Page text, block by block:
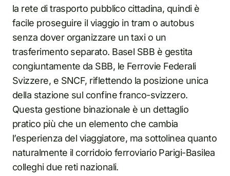
la rete di trasporto pubblico cittadina, quindi è
facile proseguire il viaggio in tram o autobus
senza dover organizzare un taxi o un
trasferimento separato. Basel SBB è gestita
congiuntamente da SBB, le Ferrovie Federali
Svizzere, e SNCF, riflettendo la posizione unica
della stazione sul confine franco-svizzero.
Questa gestione binazionale è un dettaglio
pratico più che un elemento che cambia
l’esperienza del viaggiatore, ma sottolinea quanto
naturalmente il corridoio ferroviario Parigi-Basilea
colleghi due reti nazionali.